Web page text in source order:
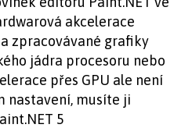
akcelerace
zpracovávané grafiky
jádra procesoru nebo
přes GPU ale není
nastavení, musíte ji
5